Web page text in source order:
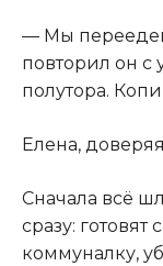
— Мы
повторил он с
полутора.
Елена,
Сначала всё
сразу: готовят
коммуналку,